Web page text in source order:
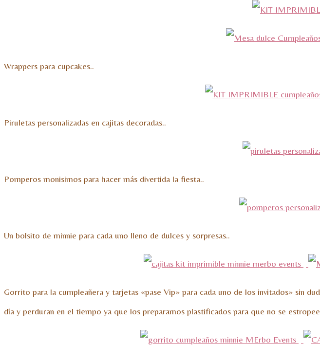
Wrappers para cupcakes..
Piruletas personalizadas en cajitas decoradas..
Pomperos monisimos para hacer más divertida la fiesta..
Un bolsito de minnie para cada uno lleno de dulces y sorpresas..
Gorrito para la cumpleañera y tarjetas «pase Vip» para cada uno de los invitados» sin
día y perduran en el tiempo ya que los preparamos plastificados para que no se